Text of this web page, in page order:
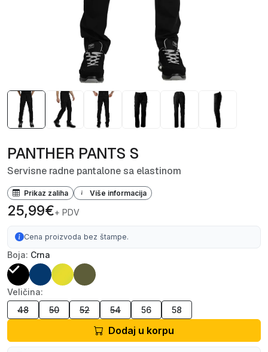
PANTHER PANTS S
Servisne radne pantalone sa elastinom
Prikaz zaliha Više informacija
25,99€+ PDV
Cena proizvoda bez štampe.
Boja: Crna
Veličina:
48
50 52 54 56 58
Dodaj u korpu